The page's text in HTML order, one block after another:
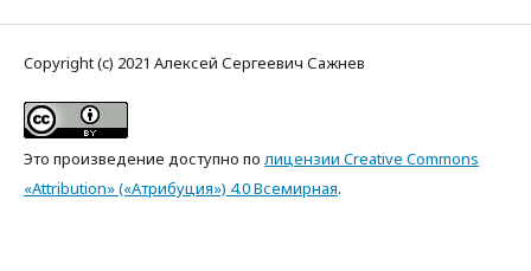
Copyright (c) 2021 Алексей Сергеевич Сажнев
Это произведение доступно по лицензии Creative Commons
«Attribution» («Атрибуция») 4.0 Всемирная.